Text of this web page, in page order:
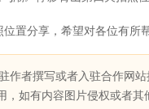
置分享，希望对各位有所
作者撰写或者入驻合作网
如有内容图片侵权或者其